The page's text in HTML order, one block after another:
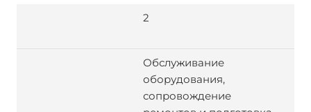
2
Обслуживание
оборудования,
сопровождение